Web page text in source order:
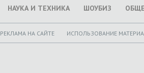
НАУКА И ТЕХНИКА ШОУБИЗ
РЕКЛАМА НА САЙТЕ ИСПОЛЬЗОВАНИЕ